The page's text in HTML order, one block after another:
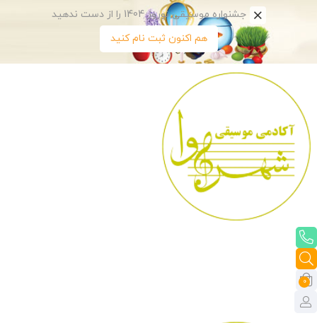
جشنواره موسیقی نوروز 1404 را از دست ندهید
هم اکنون ثبت نام کنید
0